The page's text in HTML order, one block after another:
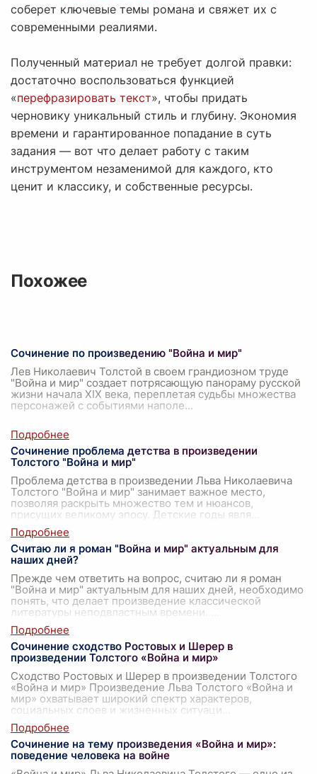
соберет ключевые темы романа и свяжет их с
современными реалиями.
Полученный материал не требует долгой правки:
достаточно воспользоваться функцией
«перефразировать текст», чтобы придать
черновику уникальный стиль и глубину. Экономия
времени и гарантированное попадание в суть
задания — вот что делает работу с таким
инструментом незаменимой для каждого, кто
ценит и классику, и собственные ресурсы.
Похожее
Сочинение по произведению "Война и мир"
Лев Николаевич Толстой в своем грандиозном труде
"Война и мир" создает потрясающую панораму русской
жизни начала XIX века, переплетая судьбы множества
персонажей с событиями наполе...
Сочинение проблема детства в произведении
Толстого "Война и мир"
Проблема детства в произведении Льва Николаевича
Толстого "Война и мир" занимает важное место,
позволяя раскрыть множество тем и нюансов,
присущих великому эпосу. Детские годы явля
Считаю ли я роман "Война и мир" актуальным для
наших дней?
Прежде чем ответить на вопрос, считаю ли я роман
"Война и мир" актуальным для наших дней, необходимо
понять, что делает произведение классической
литературы неподвластным времени.
Сочинение сходство Ростовых и Шерер в
произведении Толстого «Война и мир»
Сходство Ростовых и Шерер в произведении Толстого
«Война и мир» Произведение Льва Толстого «Война и
мир» охватывает широкий спектр характеров,
социальных слоев и жизненных ситуаци
Сочинение на тему произведения «Война и мир»:
поведение человека на войне